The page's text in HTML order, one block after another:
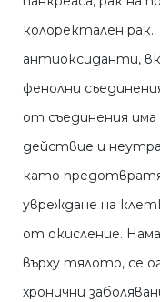
колоректален
антиоксиданти,
фенолни
от съединения
действие и
като
увреждане на
от окисление.
върху тялото, се
хронични